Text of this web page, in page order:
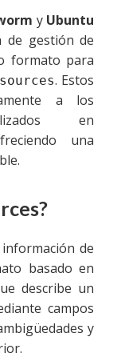
y Ubuntu
de gestión de
formato para
. Estos
a los
en
una
de
basado en
describe un
campos
y